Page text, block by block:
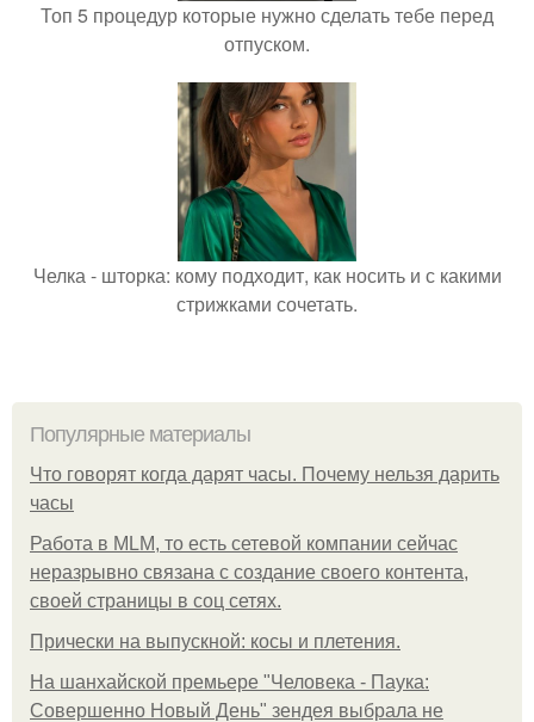
Топ 5 процедур которые нужно сделать тебе перед
отпуском.
Челка - шторка: кому подходит, как носить и с какими
стрижками сочетать.
Популярные материалы
Что говорят когда дарят часы. Почему нельзя дарить
часы
Работа в MLM, то есть сетевой компании сейчас
неразрывно связана с создание своего контента,
своей страницы в соц сетях.
Прически на выпускной: косы и плетения.
На шанхайской премьере "Человека - Паука:
Совершенно Новый День" зендея выбрала не